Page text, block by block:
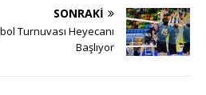
SONRAKI
Turnuvası Heyecanı
Başlıyor